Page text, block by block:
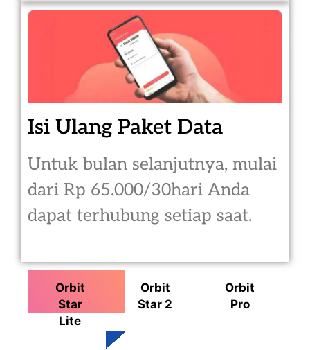
Isi Ulang Paket Data
Untuk bulan selanjutnya, mulai
dari Rp 65.000/30hari Anda
dapat terhubung setiap saat.
Orbit
Star
Lite
Orbit
Star 2
Orbit
Pro